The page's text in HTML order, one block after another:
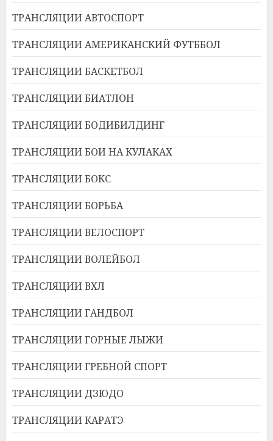
ТРАНСЛЯЦИИ АВТОСПОРТ
ТРАНСЛЯЦИИ АМЕРИКАНСКИЙ ФУТББОЛ
ТРАНСЛЯЦИИ БАСКЕТБОЛ
ТРАНСЛЯЦИИ БИАТЛОН
ТРАНСЛЯЦИИ БОДИБИЛДИНГ
ТРАНСЛЯЦИИ БОИ НА КУЛАКАХ
ТРАНСЛЯЦИИ БОКС
ТРАНСЛЯЦИИ БОРЬБА
ТРАНСЛЯЦИИ ВЕЛОСПОРТ
ТРАНСЛЯЦИИ ВОЛЕЙБОЛ
ТРАНСЛЯЦИИ ВХЛ
ТРАНСЛЯЦИИ ГАНДБОЛ
ТРАНСЛЯЦИИ ГОРНЫЕ ЛЫЖИ
ТРАНСЛЯЦИИ ГРЕБНОЙ СПОРТ
ТРАНСЛЯЦИИ ДЗЮДО
ТРАНСЛЯЦИИ КАРАТЭ